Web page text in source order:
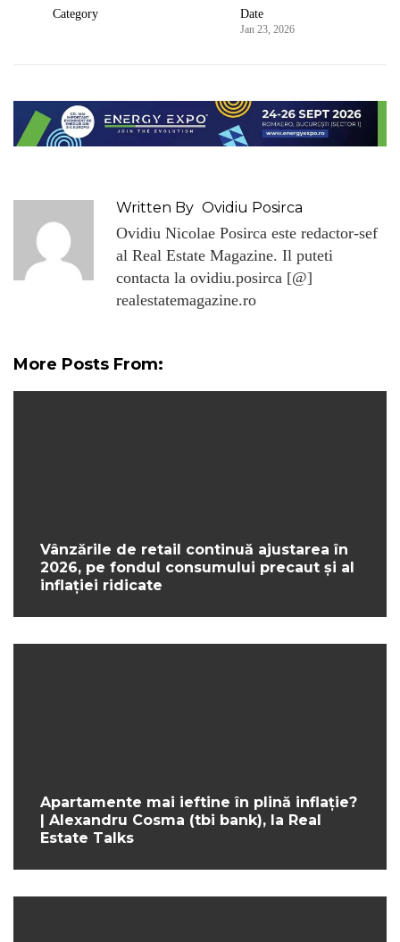
Category Date
Jan 23, 2026
Written By Ovidiu Posirca
Ovidiu Nicolae Posirca este redactor-sef
al Real Estate Magazine. Il puteti
contacta la ovidiu.posirca [@]
realestatemagazine.ro
More Posts From:
Vânzările de retail continuă ajustarea în
2026, pe fondul consumului precaut și al
inflației ridicate
Apartamente mai ieftine în plină inflație?
| Alexandru Cosma (tbi bank), la Real
Estate Talks